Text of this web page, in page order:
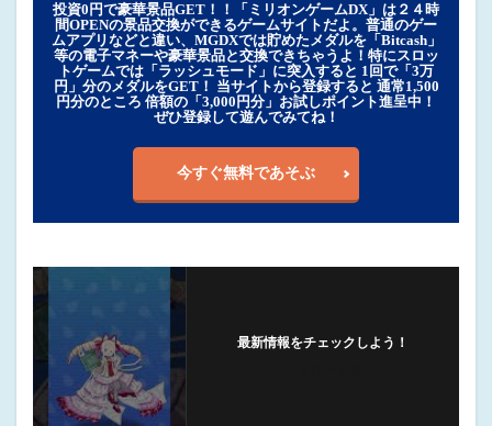
投資0円で豪華景品GET！！「ミリオンゲームDX」は２４時
間OPENの景品交換ができるゲームサイトだよ。普通のゲー
ムアプリなどと違い、MGDXでは貯めたメダルを「Bitcash」
等の電子マネーや豪華景品と交換できちゃうよ！特にスロッ
トゲームでは「ラッシュモード」に突入すると 1回で「3万
円」分のメダルをGET！ 当サイトから登録すると 通常1,500
円分のところ 倍額の「3,000円分」お試しポイント進呈中！
ぜひ登録して遊んでみてね！
今すぐ無料であそぶ
最新情報をチェックしよう！